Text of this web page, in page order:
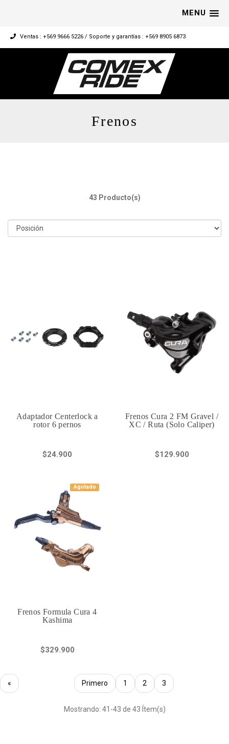
MENU
Ventas : +569 9666 5226 / Soporte y garantías : +569 8905 6873
Frenos
43 Producto(s)
Adaptador Centerlock a
rotor 6 pernos
$24.900
Frenos Cura 2 FM Gravel /
XC / Ruta (Solo Caliper)
$129.900
Agotado
Frenos Formula Cura 4
Kashima
$329.900
Primero
« 1 2 3
Mostrando: 41-43 de 43 Ítem(s)